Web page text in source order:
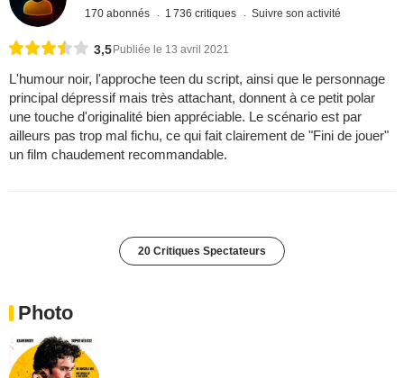
170 abonnés 1 736 critiques Suivre son activité
3,5 Publiée le 13 avril 2021
L'humour noir, l'approche teen du script, ainsi que le personnage
principal dépressif mais très attachant, donnent à ce petit polar
une touche d'originalité bien appréciable. Le scénario est par
ailleurs pas trop mal fichu, ce qui fait clairement de "Fini de jouer"
un film chaudement recommandable.
20 Critiques Spectateurs
Photo